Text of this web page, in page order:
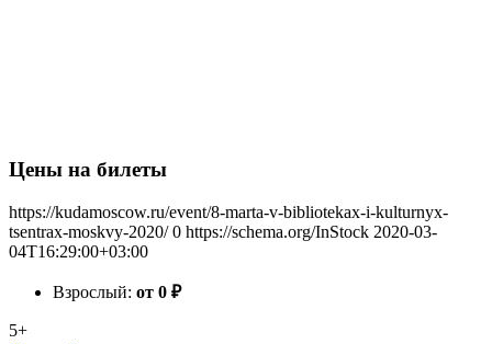
Цены на билеты
https://kudamoscow.ru/event/8-marta-v-bibliotekax-i-kulturnyx-
tsentrax-moskvy-2020/ 0 https://schema.org/InStock 2020-03-
04T16:29:00+03:00
Взрослый: от 0 ₽
5+